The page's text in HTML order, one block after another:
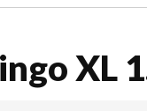
XL